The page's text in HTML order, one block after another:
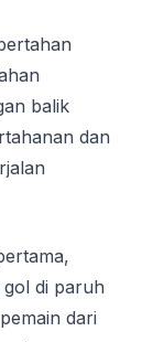
balik
dan
di paruh
dari